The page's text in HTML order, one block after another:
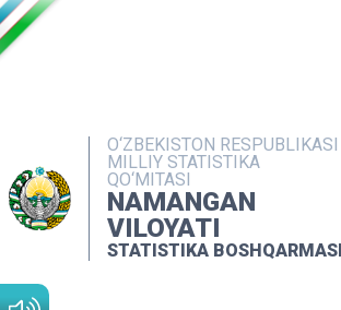
O‘ZBEKISTON RESPUBLIKASI
MILLIY STATISTIKA
QO‘MITASI
NAMANGAN
VILOYATI
STATISTIKA BOSHQARMASI
NASHRLAR
INTERAKTIV XIZMATLAR
MATBUOT XIZMATI
MUROJAATLAR